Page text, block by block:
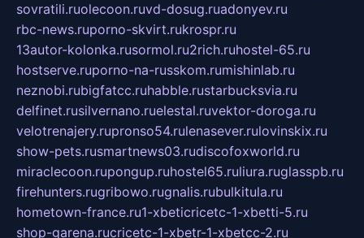
sovratili.ruolecoon.ruvd-dosug.ruadonyev.ru
rbc-news.ruporno-skvirt.rukrospr.ru
13autor-kolonka.rusormol.ru2rich.ruhostel-65.ru
hostserve.ruporno-na-russkom.rumishinlab.ru
neznobi.rubigfatcc.ruhabble.rustarbucksvia.ru
delfinet.rusilvernano.ruelestal.ruvektor-doroga.ru
velotrenajery.rupronso54.rulenasever.rulovinskix.ru
show-pets.rusmartnews03.rudiscofoxworld.ru
miraclecoon.rupongup.ruhostel65.ruliura.ruglasspb.ru
firehunters.rugribowo.rugnalis.rubulkitula.ru
hometown-france.ru1-xbeticricetc-1-xbetti-5.ru
shop-garena.rucricetc-1-xbetr-1-xbetcc-2.ru